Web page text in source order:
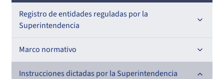
Registro de entidades reguladas por la
Superintendencia
Registro de Prestadores Acreditados
Nacional
Registro de Entidades Acreditadoras
Marco normativo
Leyes
Instrucciones dictadas por la Superintendencia